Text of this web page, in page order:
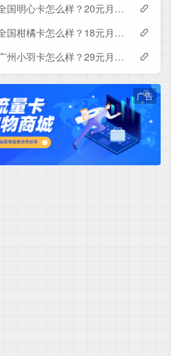
移动全国明心卡怎么样？20元月租包350G+200分钟+会员——移动流量卡测评
移动全国柑橘卡怎么样？18元月租包160G+100分钟+会员——移动流量卡测评
移动广州小羽卡怎么样？29元月租包150G+100分钟+会员——移动流量卡测评
广告